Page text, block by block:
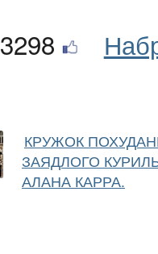
3298
КРУЖОК
ЗАЯДЛОГО
АЛАНА КАРРА.